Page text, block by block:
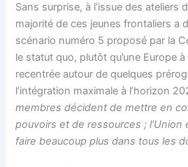
Sans surprise, à l’issue des ateliers
majorité de ces jeunes frontaliers a
scénario numéro 5 proposé par la
le statut quo, plutôt qu’une Europe
recentrée autour de quelques
l’intégration maximale à l’horizon
membres décident de mettre en
pouvoirs et de ressources ;
faire beaucoup plus dans tous les